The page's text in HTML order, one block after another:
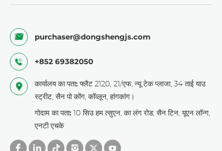
purchaser@dongshengjs.com
+852 69382050
कार्यालय का पता: फ्लैट 2120, 21/एफ, न्यू टेक प्लाजा, 34 ताई याउ
स्ट्रीट, सैन पो कोंग, कॉव्लून, हांगकांग।
गोदाम का पता: 10 सिउ हम त्सुएन, का लंग रोड, सैन टिन, यूएन लॉन्ग,
एनटी एचके